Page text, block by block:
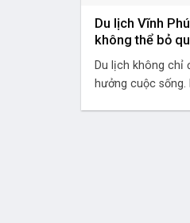
Du lịch Vĩnh
không thể bỏ
Du lịch không chỉ
hưởng cuộc sống.